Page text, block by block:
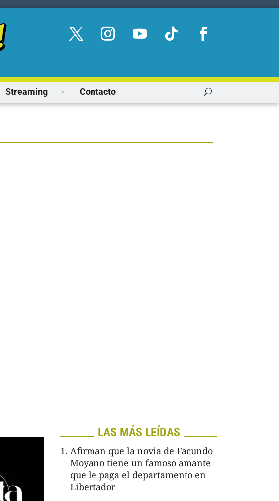
Streaming Contacto
LAS MÁS LEÍDAS
Afirman que la novia de Facundo
Moyano tiene un famoso amante
que le paga el departamento en
Libertador